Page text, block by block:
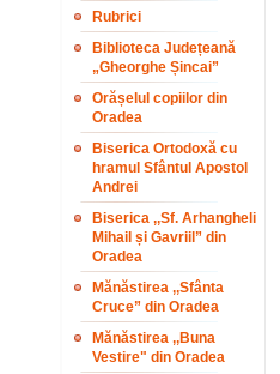
Rubrici
Biblioteca Județeană
„Gheorghe Șincai”
Orășelul copiilor din
Oradea
Biserica Ortodoxă cu
hramul Sfântul Apostol
Andrei
Biserica ,,Sf. Arhangheli
Mihail și Gavriil” din
Oradea
Mănăstirea ,,Sfânta
Cruce” din Oradea
Mănăstirea ,,Buna
Vestire" din Oradea